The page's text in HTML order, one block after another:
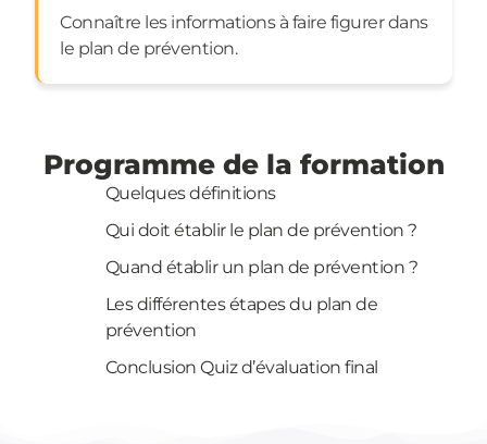
Connaître les informations à faire figurer dans
le plan de prévention.
Programme de la formation
Quelques définitions
Qui doit établir le plan de prévention ?
Quand établir un plan de prévention ?
Les différentes étapes du plan de
prévention
Conclusion Quiz d’évaluation final